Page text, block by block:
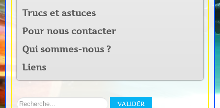
Trucs et astuces
Pour nous contacter
Qui sommes-nous ?
Liens
Rechercher
VALIDER